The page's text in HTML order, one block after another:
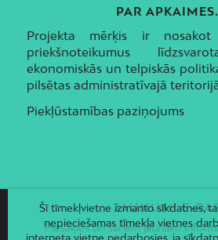
PAR
Projekta mērķis ir nosakot
priekšnoteikumus
ekonomiskās un telpiskās
pilsētas administratīvajā
Piekļūstamības paziņojums
JAUNUMI E-
Piesakies un saņem jaunāko
Šī tīmekļvietne izmanto sīkdatnes,
nepieciešamas tīmekļa vietnes
interneta vietne nedarbosies, ja